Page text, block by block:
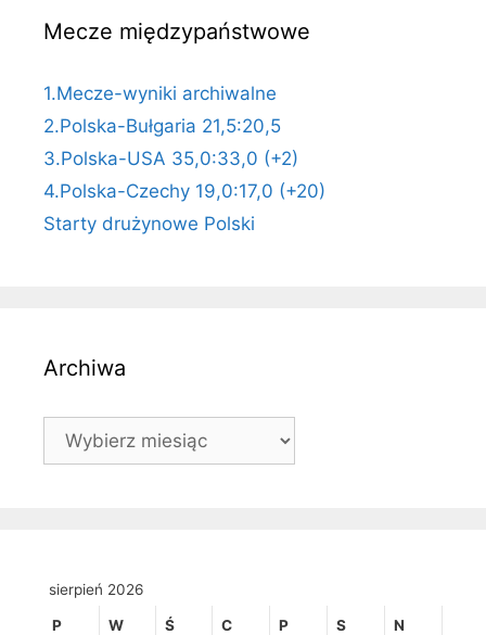
Mecze międzypaństwowe
1.Mecze-wyniki archiwalne
2.Polska-Bułgaria 21,5:20,5
3.Polska-USA 35,0:33,0 (+2)
4.Polska-Czechy 19,0:17,0 (+20)
Starty drużynowe Polski
Archiwa
Archiwa
sierpień 2026
P W Ś C P S N